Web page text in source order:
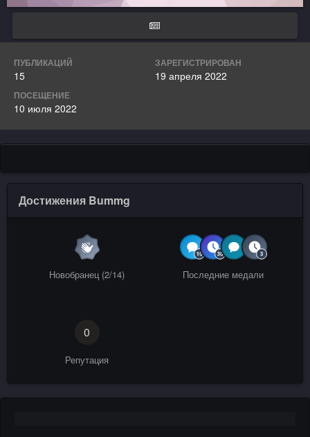
ПУБЛИКАЦИЙ
15
ЗАРЕГИСТРИРОВАН
19 апреля 2022
ПОСЕЩЕНИЕ
10 июля 2022
Достижения Bummg
Новобранец (2/14) Последние медали
0
Репутация